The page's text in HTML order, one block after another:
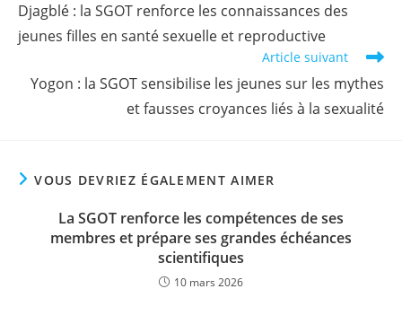
Djagblé : la SGOT renforce les connaissances des
jeunes filles en santé sexuelle et reproductive
Article suivant
Yogon : la SGOT sensibilise les jeunes sur les mythes
et fausses croyances liés à la sexualité
VOUS DEVRIEZ ÉGALEMENT AIMER
La SGOT renforce les compétences de ses
membres et prépare ses grandes échéances
scientifiques
10 mars 2026